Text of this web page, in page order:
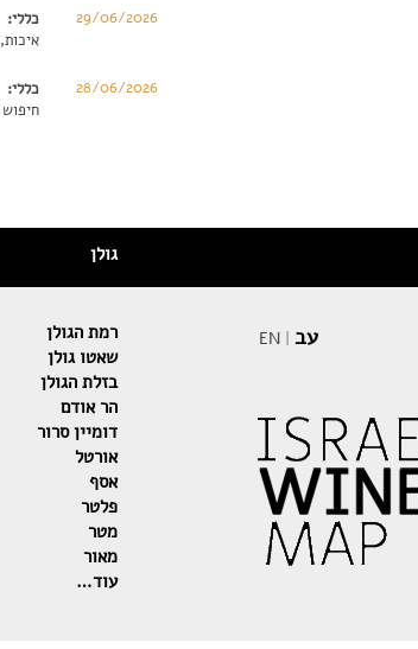
29/06/2026
כללי:
28/06/2026
כללי:
חיפוש
עב EN
גולן
רמת הגולן
שאטו גולן
בזלת הגולן
הר אודם
דומיין סרור
אורטל
אסף
פלטר
מטר
מאור
עוד…